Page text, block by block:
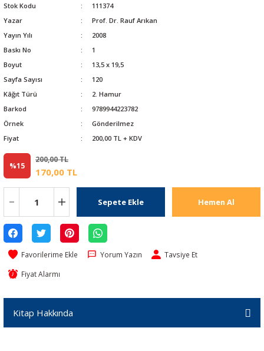
Stok Kodu
111374
Yazar
Prof. Dr. Rauf Arıkan
Yayın Yılı
2008
Baskı No
1
Boyut
13,5 x 19,5
Sayfa Sayısı
120
Kâğıt Türü
2. Hamur
Barkod
9789944223782
Örnek
Gönderilmez
Fiyat
200,00 TL + KDV
%15
200,00 TL
170,00 TL
Sepete Ekle Hemen Al
Yorum Yazın Tavsiye Et
Fiyat Alarmı
Kitap Hakkında